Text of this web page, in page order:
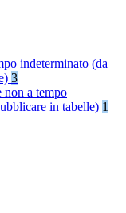
indeterminato (da
3
non a tempo
in tabelle) 1